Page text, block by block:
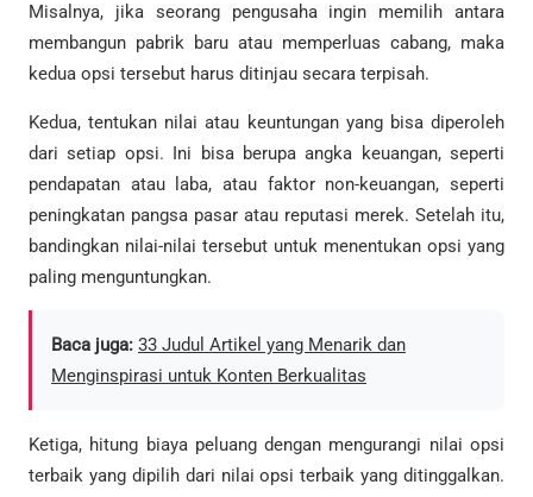
Misalnya, jika seorang pengusaha ingin memilih antara
membangun pabrik baru atau memperluas cabang, maka
kedua opsi tersebut harus ditinjau secara terpisah.
Kedua, tentukan nilai atau keuntungan yang bisa diperoleh
dari setiap opsi. Ini bisa berupa angka keuangan, seperti
pendapatan atau laba, atau faktor non-keuangan, seperti
peningkatan pangsa pasar atau reputasi merek. Setelah itu,
bandingkan nilai-nilai tersebut untuk menentukan opsi yang
paling menguntungkan.
Baca juga: 33 Judul Artikel yang Menarik dan
Menginspirasi untuk Konten Berkualitas
Ketiga, hitung biaya peluang dengan mengurangi nilai opsi
terbaik yang dipilih dari nilai opsi terbaik yang ditinggalkan.